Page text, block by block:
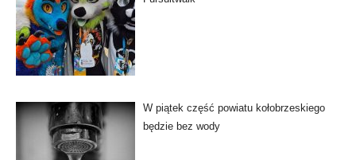
W piątek część powiatu kołobrzeskiego
będzie bez wody